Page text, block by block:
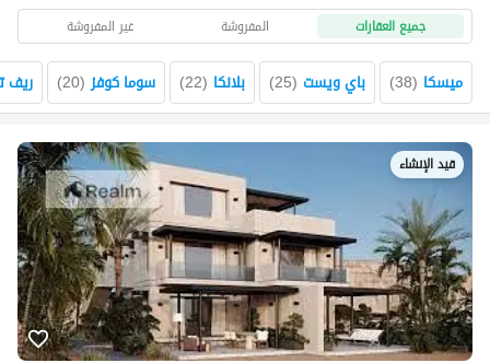
جميع العقارات المفروشة غير المفروشة
ميسكا (
38
) باي ويست (
25
) بلانكا (
22
) سوما كوفز (
20
) ريف
قيد الإنشاء